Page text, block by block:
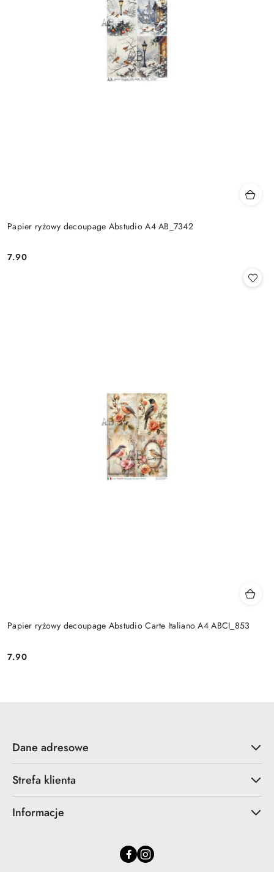
Papier ryżowy decoupage Abstudio A4 AB_7342
Cena:
7.90
Papier ryżowy decoupage Abstudio Carte Italiano A4 ABCI_853
Cena:
7.90
Dane adresowe
Strefa klienta
Informacje